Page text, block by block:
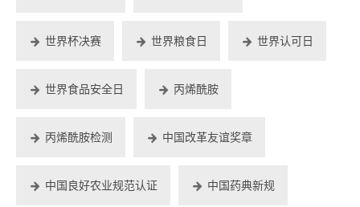
世界杯决赛 世界粮食日 世界认可日
世界食品安全日 丙烯酰胺
丙烯酰胺检测 中国改革友谊奖章
中国良好农业规范认证 中国药典新规